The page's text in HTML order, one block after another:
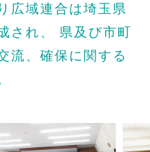
広域連合は埼玉県
され、
県及び市町
流、確保に関する